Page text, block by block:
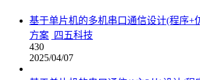
基于单片机的多机串口通信设计(程序+
方案 四五科技
430
2025/04/07